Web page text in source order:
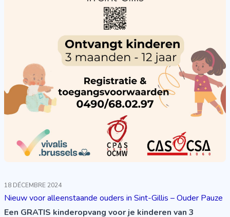
18 DÉCEMBRE 2024
Nieuw voor alleenstaande ouders in Sint-Gillis – Ouder Pauze
Een GRATIS kinderopvang voor je kinderen van 3